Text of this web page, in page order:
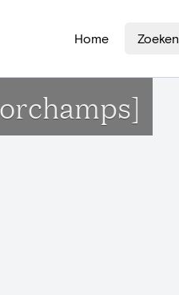
Home Zoeken